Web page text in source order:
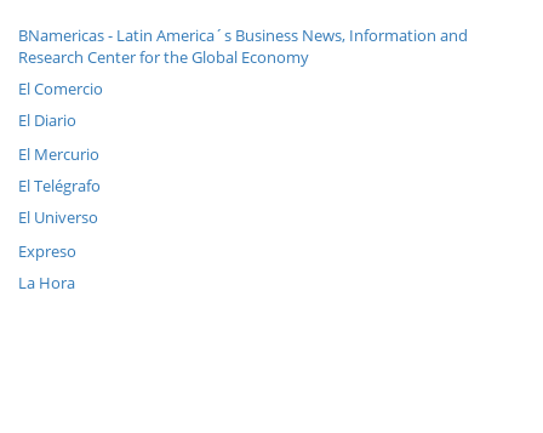
BNamericas - Latin America´s Business News, Information and
Research Center for the Global Economy
El Comercio
El Diario
El Mercurio
El Telégrafo
El Universo
Expreso
La Hora